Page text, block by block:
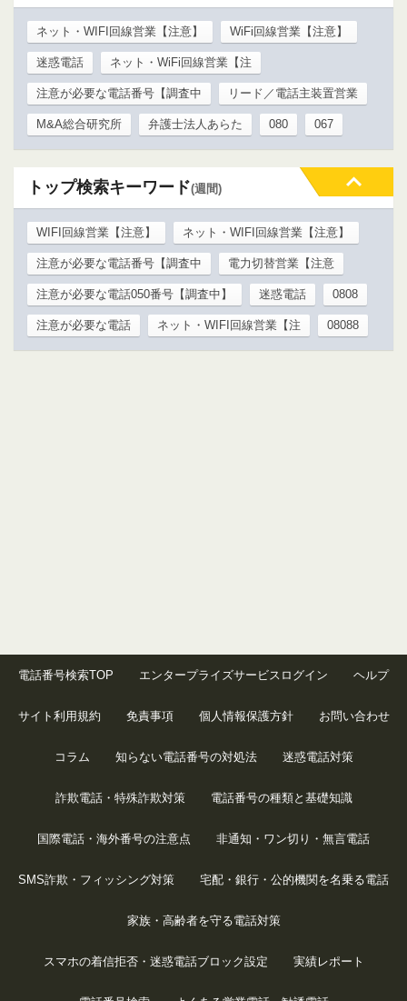
ネット・WIFI回線営業【注意】 WiFi回線営業【注意】
迷惑電話 ネット・WiFi回線営業【注
注意が必要な電話番号【調査中 リード／電話主装置営業
M&A総合研究所 弁護士法人あらた 080 067
トップ検索キーワード(週間)
WIFI回線営業【注意】 ネット・WIFI回線営業【注意】
注意が必要な電話番号【調査中 電力切替営業【注意
注意が必要な電話050番号【調査中】 迷惑電話 0808
注意が必要な電話 ネット・WIFI回線営業【注 08088
電話番号検索TOP エンタープライズサービスログイン ヘルプ
サイト利用規約 免責事項 個人情報保護方針 お問い合わせ
コラム 知らない電話番号の対処法 迷惑電話対策
詐欺電話・特殊詐欺対策 電話番号の種類と基礎知識
国際電話・海外番号の注意点 非通知・ワン切り・無言電話
SMS詐欺・フィッシング対策 宅配・銀行・公的機関を名乗る電話
家族・高齢者を守る電話対策
スマホの着信拒否・迷惑電話ブロック設定 実績レポート